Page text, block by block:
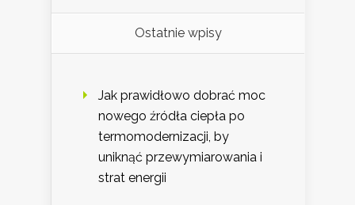
Ostatnie wpisy
Jak prawidłowo dobrać moc
nowego źródła ciepła po
termomodernizacji, by
uniknąć przewymiarowania i
strat energii